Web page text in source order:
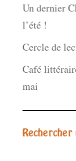
Un dernier
l’été !
Cercle de
Café
mai
Rechercher